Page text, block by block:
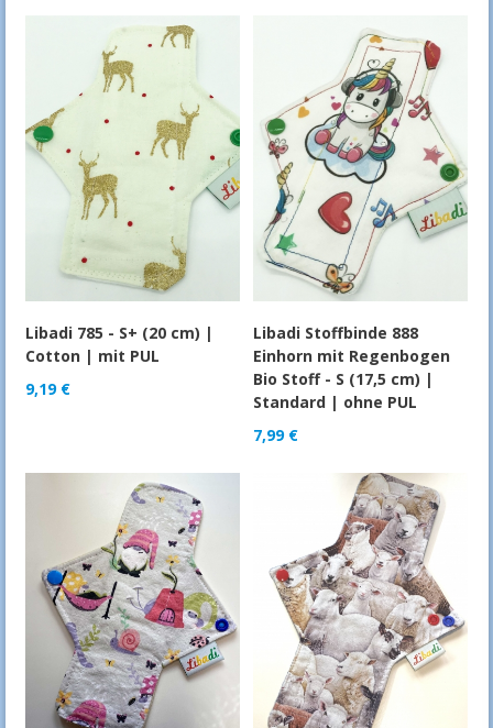
Libadi 785 - S+ (20 cm) |
Cotton | mit PUL
9,19 €
Libadi Stoffbinde 888
Einhorn mit Regenbogen
Bio Stoff - S (17,5 cm) |
Standard | ohne PUL
7,99 €